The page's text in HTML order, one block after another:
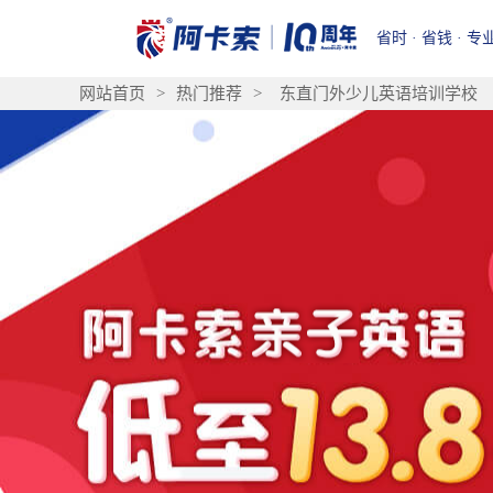
省时 · 省钱 · 专
网站首页 > 热门推荐 > 东直门外少儿英语培训学校